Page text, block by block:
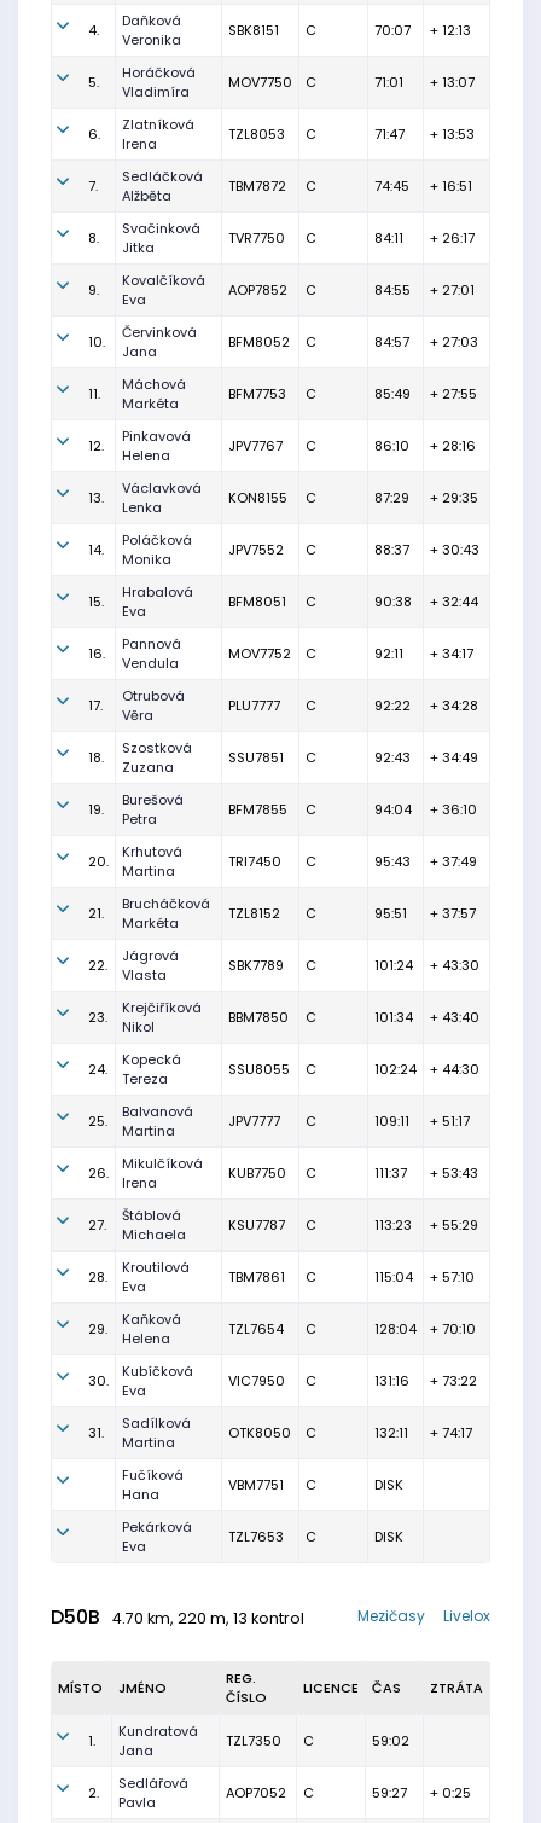
4.
Daňková
Veronika
SBK8151 C 70:07 + 12:13
5.
Horáčková
Vladimíra
MOV7750 C 71:01 + 13:07
6.
Zlatníková
Irena
TZL8053 C 71:47 + 13:53
7.
Sedláčková
Alžběta
TBM7872 C 74:45 + 16:51
8.
Svačinková
Jitka
TVR7750 C 84:11 + 26:17
9.
Kovalčíková
Eva
AOP7852 C 84:55 + 27:01
10.
Červinková
Jana
BFM8052 C 84:57 + 27:03
11.
Máchová
Markéta
BFM7753 C 85:49 + 27:55
12.
Pinkavová
Helena
JPV7767 C 86:10 + 28:16
13.
Václavková
Lenka
KON8155 C 87:29 + 29:35
14.
Poláčková
Monika
JPV7552 C 88:37 + 30:43
15.
Hrabalová
Eva
BFM8051 C 90:38 + 32:44
16.
Pannová
Vendula
MOV7752 C 92:11 + 34:17
17.
Otrubová
Věra
PLU7777 C 92:22 + 34:28
18.
Szostková
Zuzana
SSU7851 C 92:43 + 34:49
19.
Burešová
Petra
BFM7855 C 94:04 + 36:10
20.
Krhutová
Martina
TRI7450 C 95:43 + 37:49
21.
Brucháčková
Markéta
TZL8152 C 95:51 + 37:57
22.
Jágrová
Vlasta
SBK7789 C 101:24 + 43:30
23.
Krejčiříková
Nikol
BBM7850 C 101:34 + 43:40
24.
Kopecká
Tereza
SSU8055 C 102:24 + 44:30
25.
Balvanová
Martina
JPV7777 C 109:11 + 51:17
26.
Mikulčíková
Irena
KUB7750 C 111:37 + 53:43
27.
Štáblová
Michaela
KSU7787 C 113:23 + 55:29
28.
Kroutilová
Eva
TBM7861 C 115:04 + 57:10
29.
Kaňková
Helena
TZL7654 C 128:04 + 70:10
30.
Kubíčková
Eva
VIC7950 C 131:16 + 73:22
31.
Sadílková
Martina
OTK8050 C 132:11 + 74:17
Fučíková
Hana
VBM7751 C DISK
Pekárková
Eva
TZL7653 C DISK
D50B 4.70 km, 220 m, 13 kontrol Livelox
Mezičasy
MÍSTO JMÉNO
REG.
ČÍSLO
LICENCE ČAS ZTRÁTA
1.
Kundratová
Jana
TZL7350 C 59:02
2.
Sedlářová
Pavla
AOP7052 C 59:27 + 0:25